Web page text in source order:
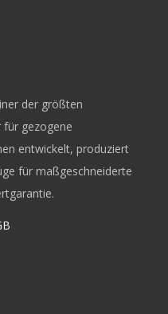
der größten
gezogene
entwickelt, produziert
für maßgeschneiderte